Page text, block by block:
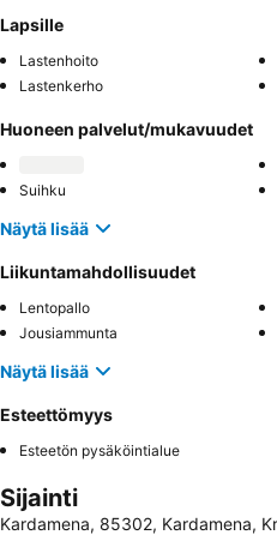
Lapsille
Lastenhoito
Lastenkerho
Huoneen palvelut/mukavuudet
Suihku
Näytä lisää
Liikuntamahdollisuudet
Lentopallo
Jousiammunta
Näytä lisää
Esteettömyys
Esteetön pysäköintialue
Sijainti
Kardamena, 85302, Kardamena,